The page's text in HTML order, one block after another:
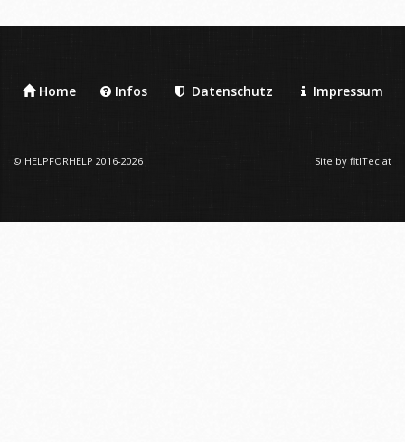
Home Infos Datenschutz Impressum
© HELPFORHELP 2016-2026 Site by fitITec.at